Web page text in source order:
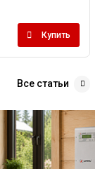
Купить
Все статьи